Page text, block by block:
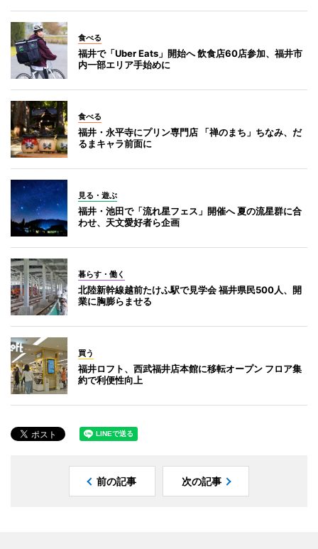
食べる
福井で「Uber Eats」開始へ 飲食店60店参加、福井市
内一部エリア手始めに
食べる
福井・永平寺にプリン専門店 「禅のまち」ちなみ、だ
るまキャラ前面に
見る・遊ぶ
福井・池田で「流れ星フェス」開催へ 夏の流星群に合
わせ、天文愛好者ら企画
暮らす・働く
北陸新幹線越前たけふ駅で見学会 福井県民500人、開
業に胸膨らませる
買う
福井ロフト、西武福井店本館に移転オープン フロア集
約で利便性向上
前の記事 次の記事